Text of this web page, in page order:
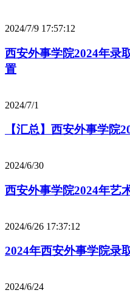
2024/7/9 17:57:12
西安外事学院2024年录
置
2024/7/1
【汇总】西安外事学院
2024/6/30
西安外事学院2024年艺
2024/6/26 17:37:12
2024年西安外事学院录
2024/6/24